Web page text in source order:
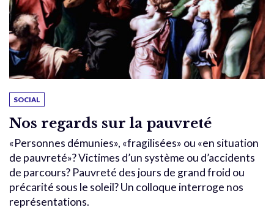
SOCIAL
Nos regards sur la pauvreté
«Personnes démunies», «fragilisées» ou «en situation
de pauvreté»? Victimes d’un système ou d’accidents
de parcours? Pauvreté des jours de grand froid ou
précarité sous le soleil? Un colloque interroge nos
représentations.